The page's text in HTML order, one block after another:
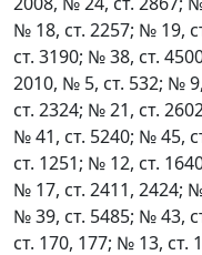
№ 18, ст. 2257; № 19,
ст. 3190; № 38, ст.
2010, № 5, ст. 532; №
ст. 2324; № 21, ст.
№ 41, ст. 5240; № 45,
ст. 1251; № 12, ст.
№ 17, ст. 2411, 2424;
№ 39, ст. 5485; № 43,
ст. 170, 177; № 13, ст.